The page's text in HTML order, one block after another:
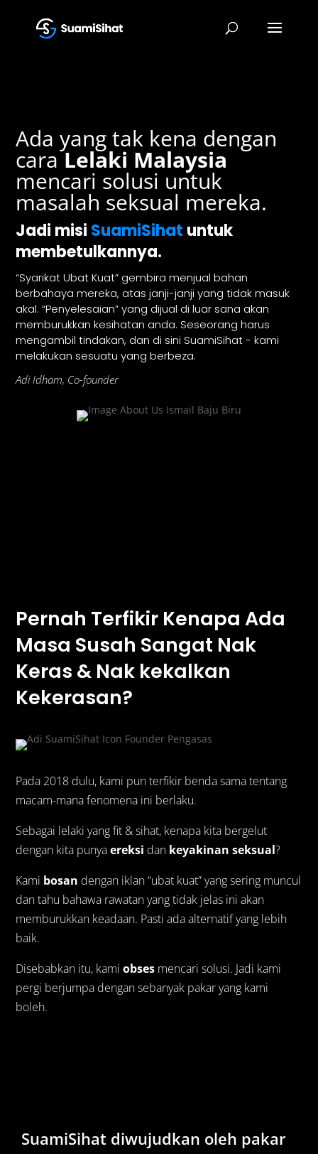
Ada yang tak kena dengan
caraLelaki Malaysia
mencari solusi untuk
masalah seksual mereka.
Jadi misi SuamiSihat untuk
membetulkannya.
“Syarikat Ubat Kuat” gembira menjual bahan
berbahaya mereka, atas janji-janji yang tidak masuk
akal. “Penyelesaian” yang dijual di luar sana akan
memburukkan kesihatan anda. Seseorang harus
mengambil tindakan, dan di sini SuamiSihat - kami
melakukan sesuatu yang berbeza.
Adi Idham, Co-founder
Pernah Terfikir Kenapa Ada
Masa Susah Sangat Nak
Keras & Nak kekalkan
Kekerasan?
Pada 2018 dulu, kami pun terfikir benda sama tentang
macam-mana fenomena ini berlaku.
Sebagai lelaki yang fit & sihat, kenapa kita bergelut
dengan kita punyaereksi dan keyakinan seksual?
Kami bosan dengan iklan “ubat kuat” yang sering muncul
dan tahu bahawa rawatan yang tidak jelas ini akan
memburukkan keadaan. Pasti ada alternatif yang lebih
baik.
Disebabkan itu, kamiobses mencari solusi. Jadi kami
pergi berjumpa dengan sebanyak pakar yang kami
boleh.
SuamiSihat diwujudkan oleh pakar